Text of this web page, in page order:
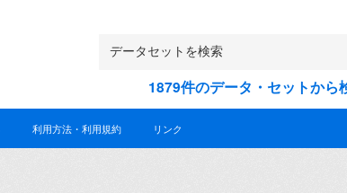
1879件のデータ・セットから
利用方法・利用規約 リンク